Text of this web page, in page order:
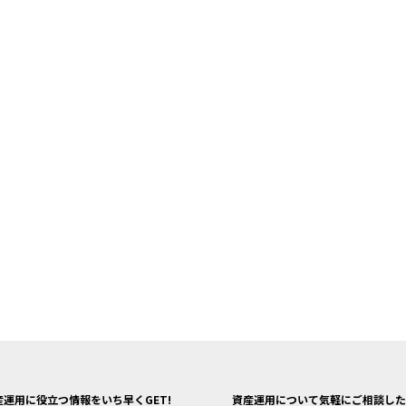
運用に役立つ情報をいち早くGET! 資産運用について気軽にご相談し